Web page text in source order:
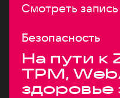
Смотреть запись
Безопасность
На пути к
TPM,
здоровье